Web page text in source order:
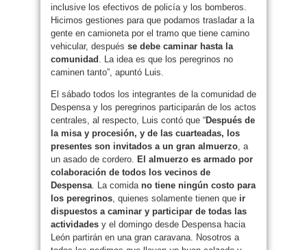
inclusive los efectivos de policía y los bomberos.
Hicimos gestiones para que podamos trasladar a la
gente en camioneta por el tramo que tiene camino
vehicular, después se debe caminar hasta la
comunidad . La idea es que los peregrinos no
caminen tanto”, apuntó Luis.
El sábado todos los integrantes de la comunidad de
Despensa y los peregrinos participarán de los actos
centrales, al respecto, Luis contó que “Después de
la misa y procesión, y de las cuarteadas, los
presentes son invitados a un gran almuerzo, a
un asado de cordero. El almuerzo es armado por
colaboración de todos los vecinos de
Despensa. La comida no tiene ningún costo para
los peregrinos, quienes solamente tienen que ir
dispuestos a caminar y participar de todas las
actividades y el domingo desde Despensa hacia
León partirán en una gran caravana. Nosotros a